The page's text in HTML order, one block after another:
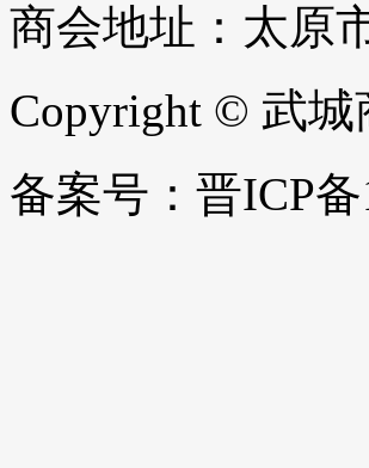
商会地址：太原
Copyright © 武
备案号：晋ICP